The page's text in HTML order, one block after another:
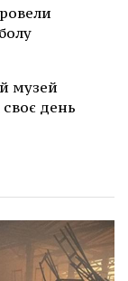
музей
день